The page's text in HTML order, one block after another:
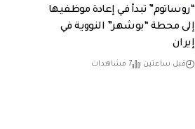
“روساتوم” تبدأ في إعادة موظفيها
إلى محطة “بوشهر” النووية في
إيران
قبل ساعتين 7 مشاهدات